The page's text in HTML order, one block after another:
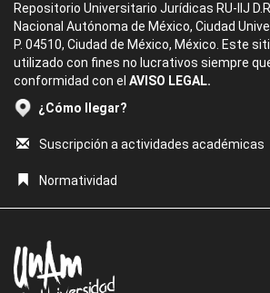
Repositorio Universitario Jurídicas RU-IIJ
Nacional Autónoma de México, Ciudad
P. 04510, Ciudad de México, México. Este
utilizado con fines no lucrativos siempre
conformidad con el AVISO LEGAL.
¿Cómo llegar?
Suscripción a actividades académicas
Normatividad